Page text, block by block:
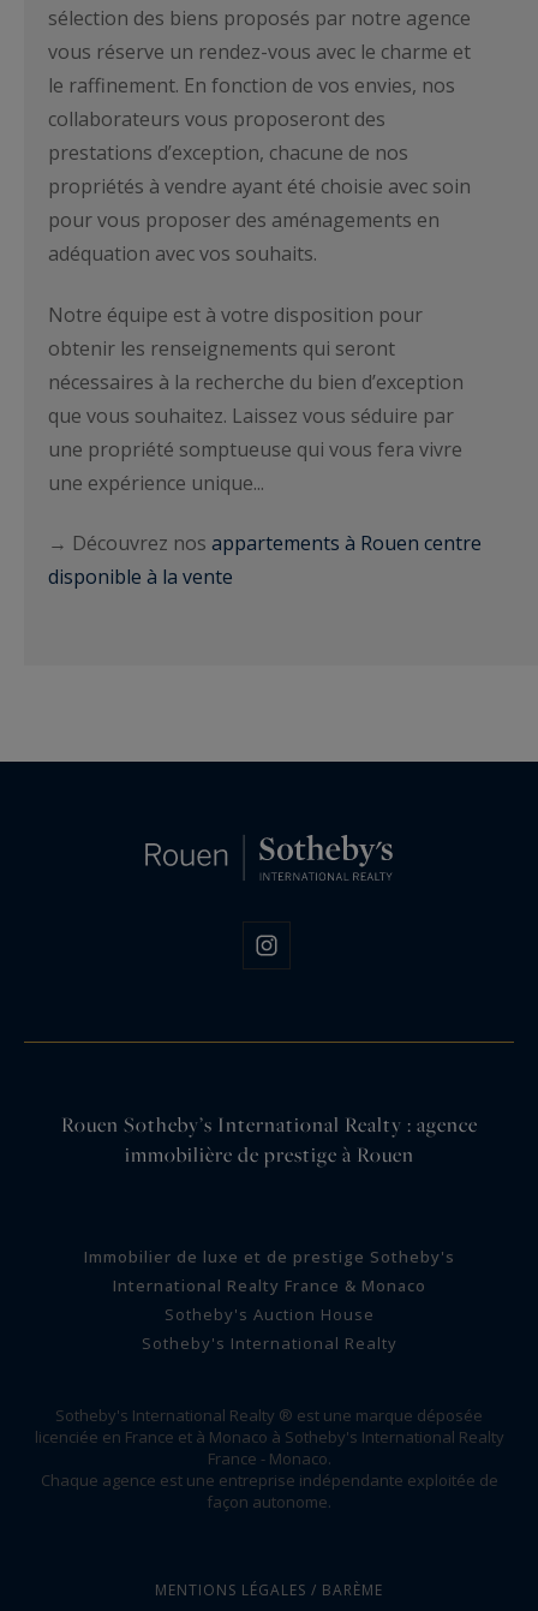
sélection des biens proposés par notre agence
vous réserve un rendez-vous avec le charme et
le raffinement. En fonction de vos envies, nos
collaborateurs vous proposeront des
prestations d’exception, chacune de nos
propriétés à vendre ayant été choisie avec soin
pour vous proposer des aménagements en
adéquation avec vos souhaits.
Notre équipe est à votre disposition pour
obtenir les renseignements qui seront
nécessaires à la recherche du bien d’exception
que vous souhaitez. Laissez vous séduire par
une propriété somptueuse qui vous fera vivre
une expérience unique...
→ Découvrez nos appartements à Rouen centre
disponible à la vente
Rouen Sotheby’s International Realty : agence
immobilière de prestige à Rouen
Immobilier de luxe et de prestige Sotheby's
International Realty France & Monaco
Sotheby's Auction House
Sotheby's International Realty
Sotheby's International Realty ® est une marque déposée
licenciée en France et à Monaco à Sotheby's International Realty
France - Monaco.
Chaque agence est une entreprise indépendante exploitée de
façon autonome.
MENTIONS LÉGALES / BARÈME